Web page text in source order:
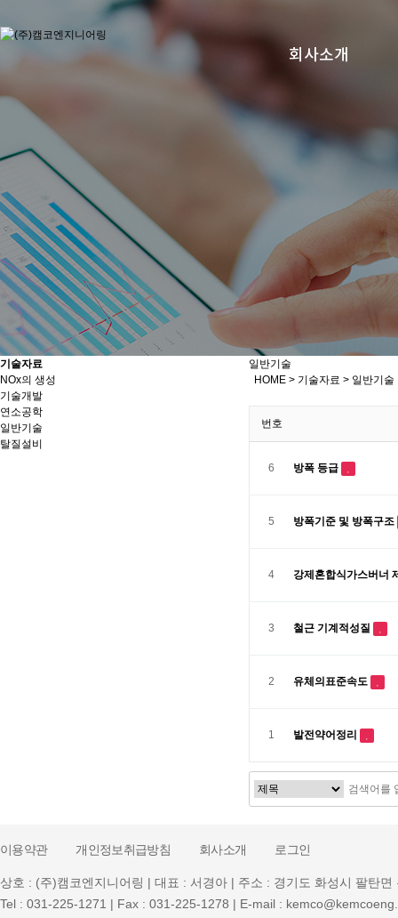
회사소개
기술자료
NOx의 생성
기술개발
연소공학
일반기술
탈질설비
일반기술
HOME > 기술자료 > 일반기술
번호
6 방폭 등급
5 방폭기준 및 방폭구조
4 강제혼합식가스버너
3 철근 기계적성질
2 유체의표준속도
1 발전약어정리
이용약관 개인정보취급방침 회사소개 로그인
상호 : (주)캠코엔지니어링 | 대표 : 서경아 | 주소 : 경기도 화성시 팔탄면
Tel : 031-225-1271 | Fax : 031-225-1278 | E-mail :